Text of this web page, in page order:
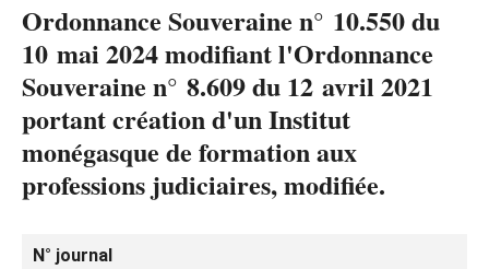
Ordonnance Souveraine n° 10.550 du
10 mai 2024 modifiant l'Ordonnance
Souveraine n° 8.609 du 12 avril 2021
portant création d'un Institut
monégasque de formation aux
professions judiciaires, modifiée.
N° journal